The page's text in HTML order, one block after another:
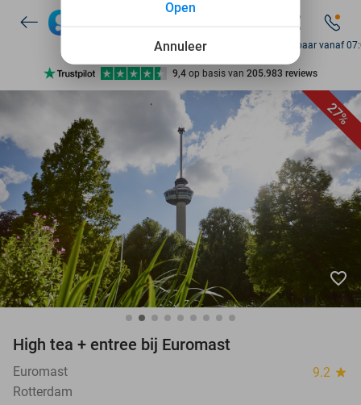
205.983 reviews
7 dagen per week beschikbaar
10+ miljoen leden
Bereikbaar vanaf
27%
favorite_border
High tea + entree bij Euromast
Euromast 9.2 star
Rotterdam
Annuleer
Open